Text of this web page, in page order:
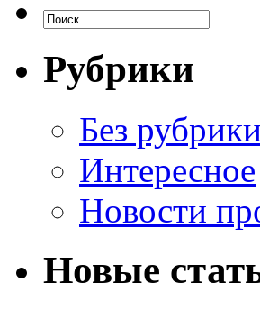
Рубрики
Без рубрики
Интересное
Новости
Новые